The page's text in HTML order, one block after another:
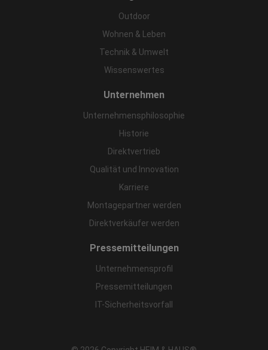
Outdoor
Wohnen & Leben
Technik & Umwelt
Wissenswertes
Unternehmen
Unternehmensphilosophie
Historie
Direktvertrieb
Qualität und Innovation
Karriere
Montagepartner werden
Direktverkäufer werden
Pressemitteilungen
Unternehmensprofil
Pressemitteilungen
IT-Sicherheitsvorfall